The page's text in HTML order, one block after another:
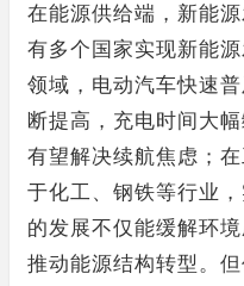
在能源供给端，新能
有多个国家实现新能
领域，电动汽车快速
断提高，充电时间大
有望解决续航焦虑；
于化工、钢铁等行业
的发展不仅能缓解环
推动能源结构转型。